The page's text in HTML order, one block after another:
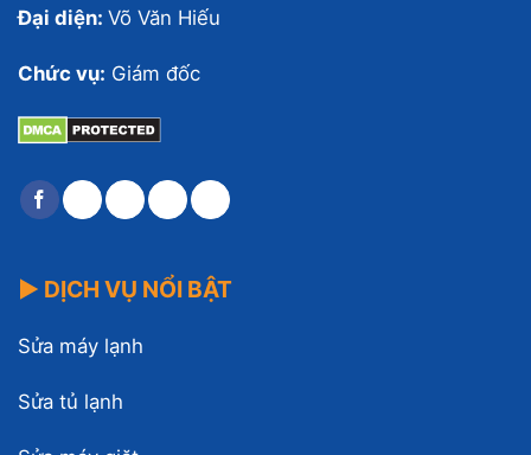
Đại diện: Võ Văn Hiếu
Chức vụ: Giám đốc
▶ DỊCH VỤ NỔI BẬT
Sửa máy lạnh
Sửa tủ lạnh